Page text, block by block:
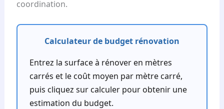
coordination.
Calculateur de budget rénovation
Entrez la surface à rénover en mètres
carrés et le coût moyen par mètre carré,
puis cliquez sur calculer pour obtenir une
estimation du budget.